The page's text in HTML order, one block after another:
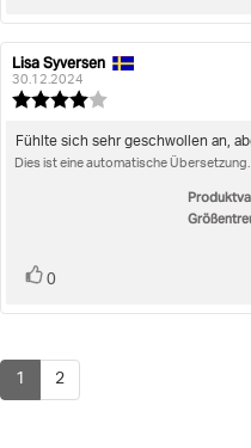
Autor
der
Rezension:
Lisa Syversen
30.12.2024
von
Rezensionstext:
Fühlte sich sehr geschwollen an,
Dies ist eine automatische Übersetzung.
Stimme
0
1 2